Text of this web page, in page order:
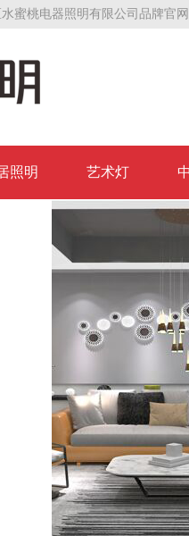
蜜桃电器照明有限公司品牌官
照明 艺术灯